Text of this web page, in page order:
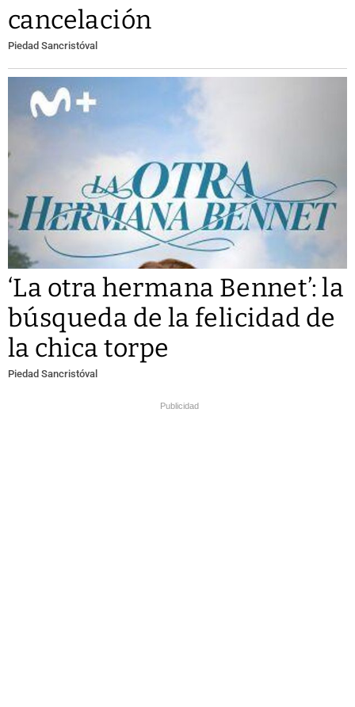
cancelación
Piedad Sancristóval
‘La otra hermana Bennet’: la
búsqueda de la felicidad de
la chica torpe
Piedad Sancristóval
Publicidad